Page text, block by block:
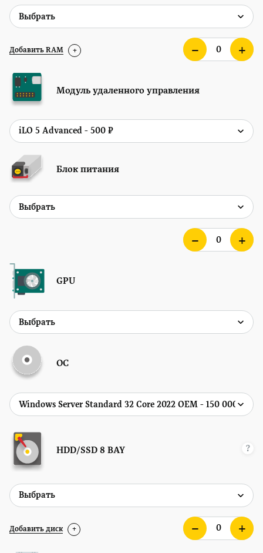
Добавить RAM +
Модуль удаленного управления
Блок питания
GPU
ОС
HDD/SSD 8 BAY ?
Добавить диск +